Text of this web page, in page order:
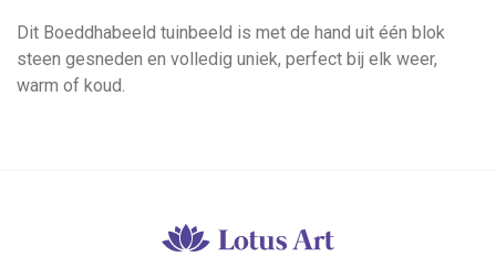
Dit Boeddhabeeld tuinbeeld is met de hand uit één blok
steen gesneden en volledig uniek, perfect bij elk weer,
warm of koud.